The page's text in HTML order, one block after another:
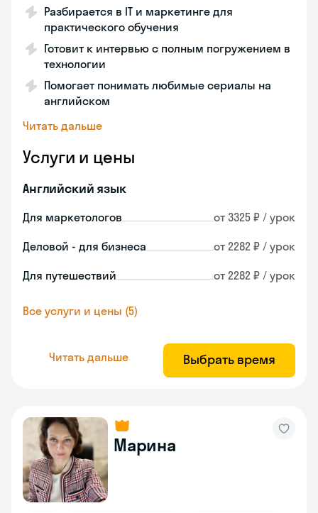
Разбирается в IT и маркетинге для
практического обучения
Готовит к интервью с полным погружением в
технологии
Помогает понимать любимые сериалы на
английском
Читать дальше
Услуги и цены
Английский язык
Для маркетологов от 3325 ₽ / урок
Деловой - для бизнеса от 2282 ₽ / урок
Для путешествий от 2282 ₽ / урок
Все услуги и цены (5)
Читать дальше Выбрать время
Марина